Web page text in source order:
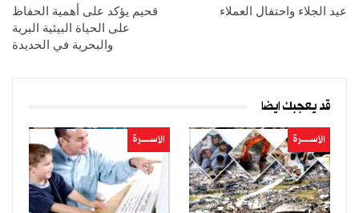
عيد الجلاء واحتفال العملاء
قحيم يؤكد على أهمية الحفاظ
على الحياة البيئية البرية
والبحرية في الحديدة
قد يعجبك ايضا
الأســــــرة الأســــــرة